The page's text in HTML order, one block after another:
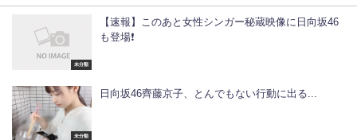
未分類
【速報】このあと女性シンガー秘蔵映像に日向坂46
も登場❗
未分類
日向坂46齊藤京子、とんでもない行動に出る...